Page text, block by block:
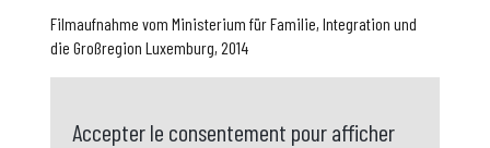
Filmaufnahme vom Ministerium für Familie, Integration und
die Großregion Luxemburg, 2014
Accepter le consentement pour afficher